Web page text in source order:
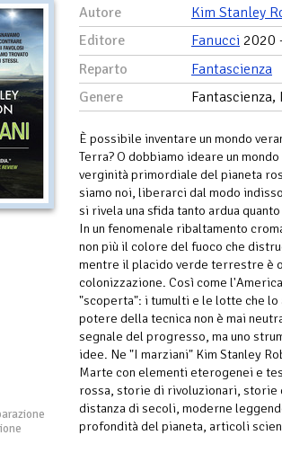
Autore
Kim Stanley
Editore
Fanucci 2020
Reparto
Fantascienza
Genere
Fantascienza,
È possibile inventare un mondo
Terra? O dobbiamo ideare un
verginità primordiale del pianeta
siamo noi, liberarci dal modo
si rivela una sfida tanto ardua
In un fenomenale ribaltamento
non più il colore del fuoco che
mentre il placido verde terrestre è
colonizzazione. Così come
"scoperta": i tumulti e le lotte che
potere della tecnica non è mai
segnale del progresso, ma uno
idee. Ne "I marziani" Kim Stanley
Marte con elementi eterogenei e
rossa, storie di rivoluzionari, storie
distanza di secoli, moderne
profondità del pianeta, articoli